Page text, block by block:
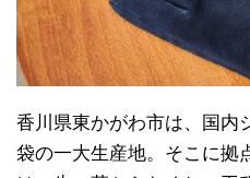
香川県東かがわ市は、国内
袋の一大生産地。そこに拠